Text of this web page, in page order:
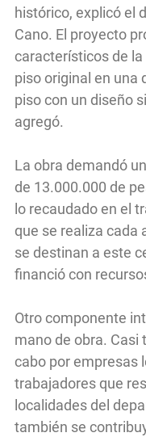
histórico, explicó el
Cano. El proyecto
característicos de
piso original en una
piso con un diseño
agregó.
La obra demandó
de 13.000.000 de
lo recaudado en el
que se realiza cada
se destinan a este
financió con
Otro componente
mano de obra. Casi
cabo por empresas
trabajadores que
localidades del
también se